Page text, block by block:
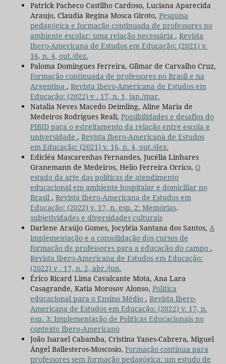
Patrick Pacheco Castilho Cardoso, Luciana Aparecida
Araujo, Claudia Regina Mosca Giroto, Pesquisa
pedagógica e formação continuada de professores no
ambiente escolar: uma relação necessária , Revista
Ibero-Americana de Estudos em Educação: (2021) v.
16, n. 4, out./dez.
Paloma Domingues Ferreira, Gilmar de Carvalho Cruz,
Formação continuada de professores no Brasil e na
Argentina , Revista Ibero-Americana de Estudos em
Educação: (2022) v . 17, n. 1, jan./mar.
Natalia Neves Macedo Deimling, Aline Maria de
Medeiros Rodrigues Reali, Possibilidades e desafios do
PIBID para o estreitamento da relação entre escola e
universidade , Revista Ibero-Americana de Estudos
em Educação: (2021) v. 16, n. 4, out./dez.
Edicléa Mascarenhas Fernandes, Jucélia Linhares
Granemann de Medeiros, Helio Ferreira Orrico, O
estado da arte das políticas de atendimento
educacional em ambiente hospitalar e domiciliar no
Brasil , Revista Ibero-Americana de Estudos em
Educação: (2022) v. 17, n. esp. 2: Memórias,
subjetividades e diversidades culturais
Darlene Araújo Gomes, Jocyléia Santana dos Santos, A
implementação e a consolidação dos cursos de
formação de professores para a educação do campo ,
Revista Ibero-Americana de Estudos em Educação:
(2022) v . 17, n. 2, abr./jun.
Érico Ricard Lima Cavalcante Mota, Ana Lara
Casagrande, Katia Morosov Alonso, Política
educacional para o Ensino Médio , Revista Ibero-
Americana de Estudos em Educação: (2022) v. 17, n.
esp. 3: Implementação de Políticas Educacionais no
contexto Ibero-Americano
João Isarael Cabamba, Cristina Yanes-Cabrera, Miguel
Ángel Ballesteros-Moscosio, Formação contínua para
professores sem formação pedagógica: um estudo de